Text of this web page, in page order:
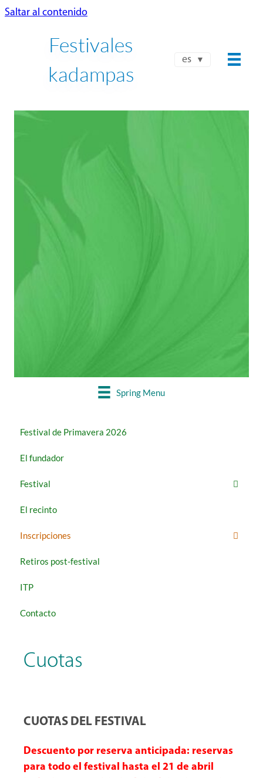
Saltar al contenido
Festivales
kadampas
es
Spring Menu
Festival de Primavera 2026
El fundador
Festival
El recinto
Inscripciones
Retiros post-festival
ITP
Contacto
Cuotas
CUOTAS DEL FESTIVAL
Descuento por reserva anticipada: reservas
para todo el festival hasta el 21 de abril